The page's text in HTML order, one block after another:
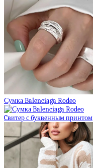
Сумка Balenciaga Rodeo
Cвитер с буквенным принтом